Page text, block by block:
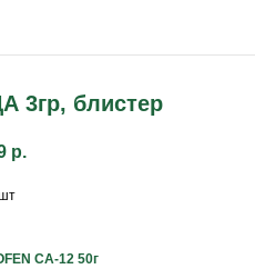
3гр, блистер
р.
СА-12 50г